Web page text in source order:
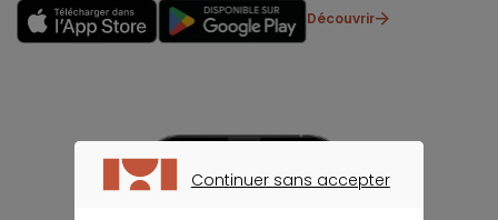
Découvrir
Continuer sans accepter